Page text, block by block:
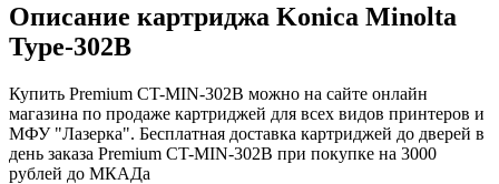
Описание картриджа Konica Minolta
Type-302B
Купить Premium CT-MIN-302B можно на сайте онлайн
магазина по продаже картриджей для всех видов принтеров и
МФУ "Лазерка". Бесплатная доставка картриджей до дверей в
день заказа Premium CT-MIN-302B при покупке на 3000
рублей до МКАДа